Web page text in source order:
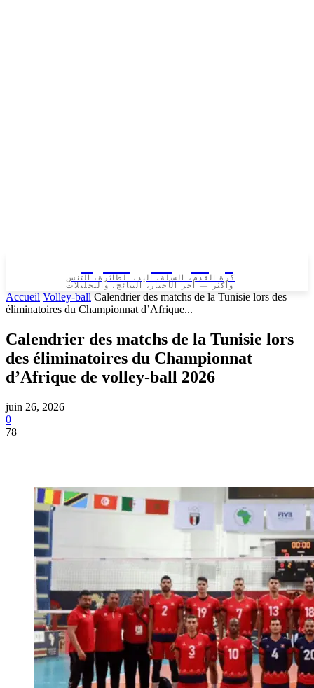
كرة القدم، السلة، اليد، الطائرة، التنس
وأكثر — آخر الأخبار، النتائج، والتحليلات
Accueil Volley-ball Calendrier des matchs de la Tunisie lors des
éliminatoires du Championnat d’Afrique...
Calendrier des matchs de la Tunisie lors
des éliminatoires du Championnat
d’Afrique de volley-ball 2026
juin 26, 2026
0
78